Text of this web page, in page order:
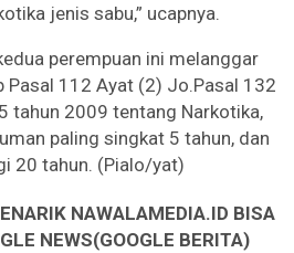
jenis sabu,” ucapnya.
perempuan ini melanggar
Pasal 112 Ayat (2) Jo.Pasal 132
tahun 2009 tentang Narkotika,
paling singkat 5 tahun, dan
20 tahun. (Pialo/yat)
NAWALAMEDIA.ID BISA
NEWS(GOOGLE BERITA)